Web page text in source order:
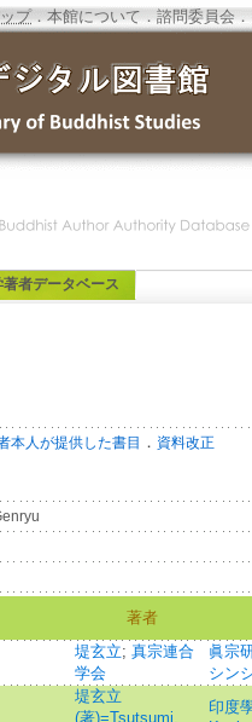
プ．本館について ．諮問委員会 ．
著者データベース
本人が提供した書目 ． 資料改正
著者
堤玄立; 真宗連合
学会
眞宗
シン
堤玄立
(著)=Tsutsumi,
印度